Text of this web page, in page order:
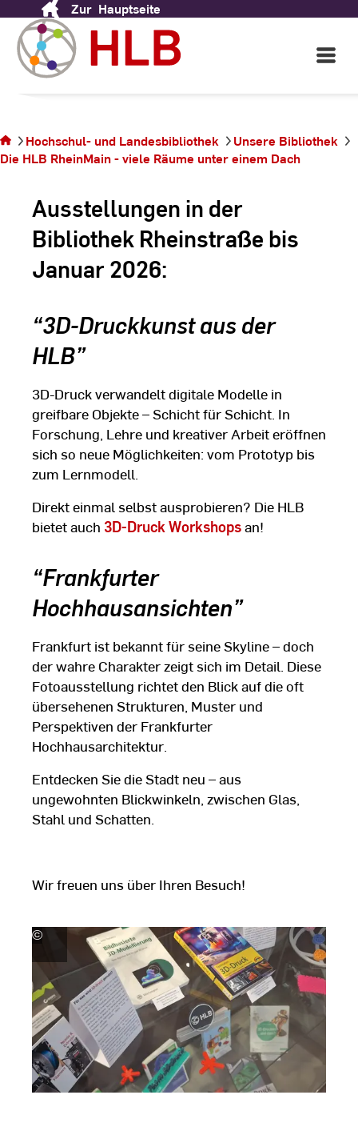
Content
Zur Hauptseite
Open
Main
Raum für Erlebnisse
befinden
sich auf
der
Hochschul- und Landesbibliothek
Unsere Bibliothek
Die HLB RheinMain - viele Räume unter einem Dach
Ausstellungen in der
Bibliothek Rheinstraße bis
Januar 2026:
“3D-Druckkunst aus der
HLB”
3D-Druck verwandelt digitale Modelle in
greifbare Objekte – Schicht für Schicht. In
Forschung, Lehre und kreativer Arbeit eröffnen
sich so neue Möglichkeiten: vom Prototyp bis
zum Lernmodell.
Direkt einmal selbst ausprobieren? Die HLB
bietet auch 3D-Druck Workshopsan!
“Frankfurter
Hochhausansichten”
Frankfurt ist bekannt für seine Skyline – doch
der wahre Charakter zeigt sich im Detail. Diese
Fotoausstellung richtet den Blick auf die oft
übersehenen Strukturen, Muster und
Perspektiven der Frankfurter
Hochhausarchitektur.
Entdecken Sie die Stadt neu – aus
ungewohnten Blickwinkeln, zwischen Glas,
Stahl und Schatten.
Wir freuen uns über Ihren Besuch!
©
Hochschul-
Landesbibliothek
RheinMain